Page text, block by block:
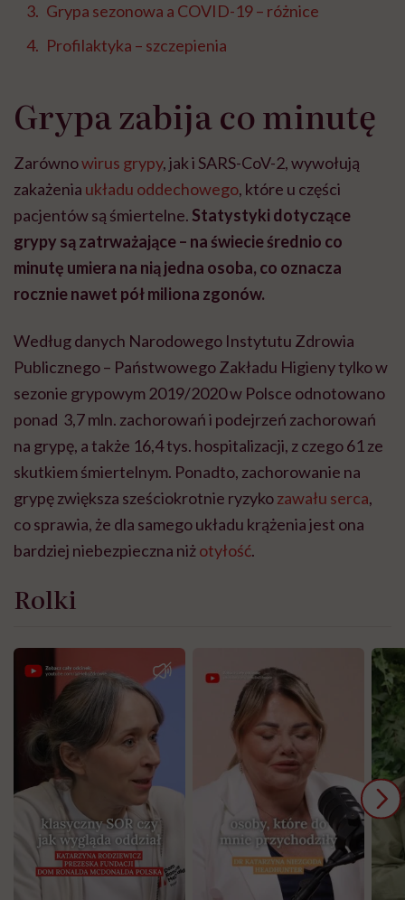
Grypa sezonowa a COVID-19 – różnice
Profilaktyka – szczepienia
Grypa zabija co minutę
Zarównowirus grypy, jak i SARS-CoV-2, wywołują
zakażenia układu oddechowego, które u części
pacjentów są śmiertelne. Statystyki dotyczące
grypy są zatrważające – na świecie średnio co
minutę umiera na nią jedna osoba, co oznacza
rocznie nawet pół miliona zgonów.
Według danych Narodowego Instytutu Zdrowia
Publicznego – Państwowego Zakładu Higieny tylko w
sezonie grypowym 2019/2020 w Polsce odnotowano
ponad 3,7 mln. zachorowań i podejrzeń zachorowań
na grypę, a także 16,4 tys. hospitalizacji, z czego 61 ze
skutkiem śmiertelnym. Ponadto, zachorowanie na
grypę zwiększa sześciokrotnie ryzykozawału serca,
co sprawia, że dla samego układu krążenia jest ona
bardziej niebezpieczna niżotyłość.
Rolki